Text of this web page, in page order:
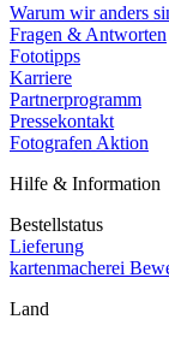
Warum wir anders
Fragen & Antworten
Fototipps
Karriere
Partnerprogramm
Pressekontakt
Fotografen Aktion
Hilfe & Information
Bestellstatus
Lieferung
kartenmacherei
Land